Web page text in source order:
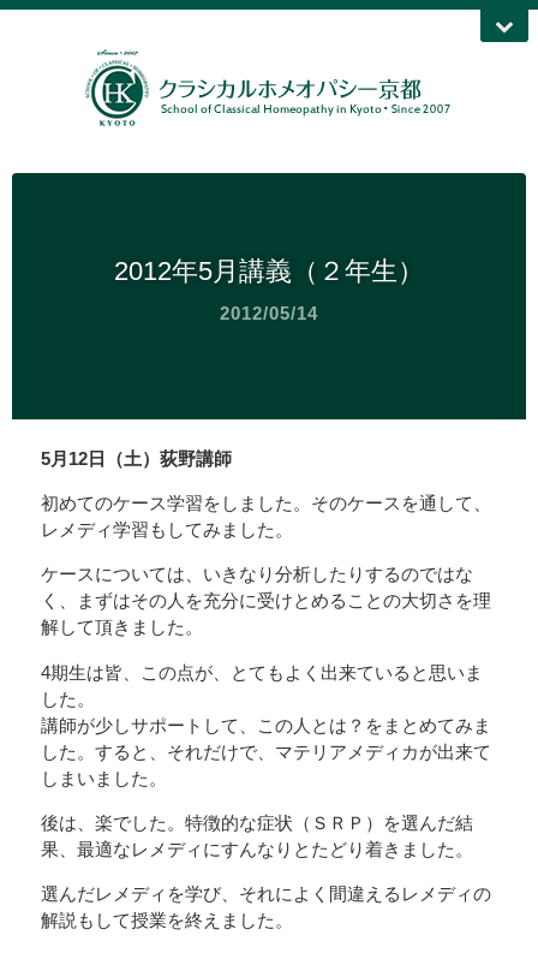
2012年5月講義（２年生）
2012/05/14
5月12日（土）荻野講師
初めてのケース学習をしました。そのケースを通して、
レメディ学習もしてみました。
ケースについては、いきなり分析したりするのではな
く、まずはその人を充分に受けとめることの大切さを理
解して頂きました。
4期生は皆、この点が、とてもよく出来ていると思いま
した。
講師が少しサポートして、この人とは？をまとめてみま
した。すると、それだけで、マテリアメディカが出来て
しまいました。
後は、楽でした。特徴的な症状（ＳＲＰ）を選んだ結
果、最適なレメディにすんなりとたどり着きました。
選んだレメディを学び、それによく間違えるレメディの
解説もして授業を終えました。